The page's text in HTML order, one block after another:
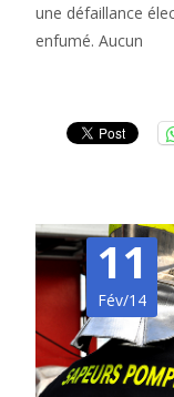
une défaillance
enfumé. Aucun
11
Fév/14